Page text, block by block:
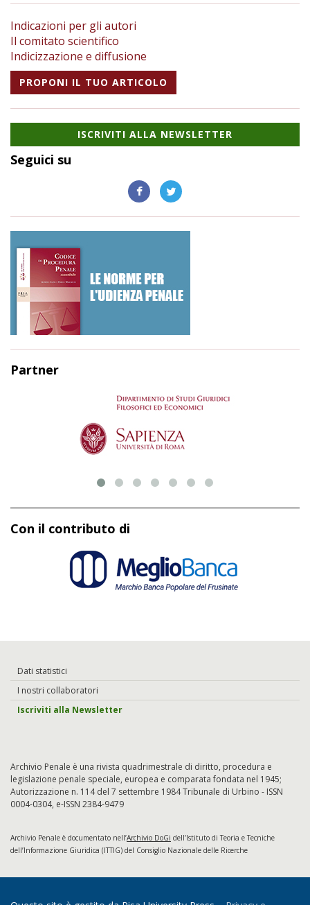
Indicazioni per gli autori
Il comitato scientifico
Indicizzazione e diffusione
PROPONI IL TUO ARTICOLO
ISCRIVITI ALLA NEWSLETTER
Seguici su
Partner
Con il contributo di
Dati statistici
I nostri collaboratori
Iscriviti alla Newsletter
Archivio Penale è una rivista quadrimestrale di diritto, procedura e
legislazione penale speciale, europea e comparata fondata nel 1945;
Autorizzazione n. 114 del 7 settembre 1984 Tribunale di Urbino - ISSN
0004-0304, e-ISSN 2384-9479
Archivio Penale è documentato nell’Archivio DoGi dell’Istituto di Teoria e Tecniche
dell’Informazione Giuridica (ITTIG) del Consiglio Nazionale delle Ricerche